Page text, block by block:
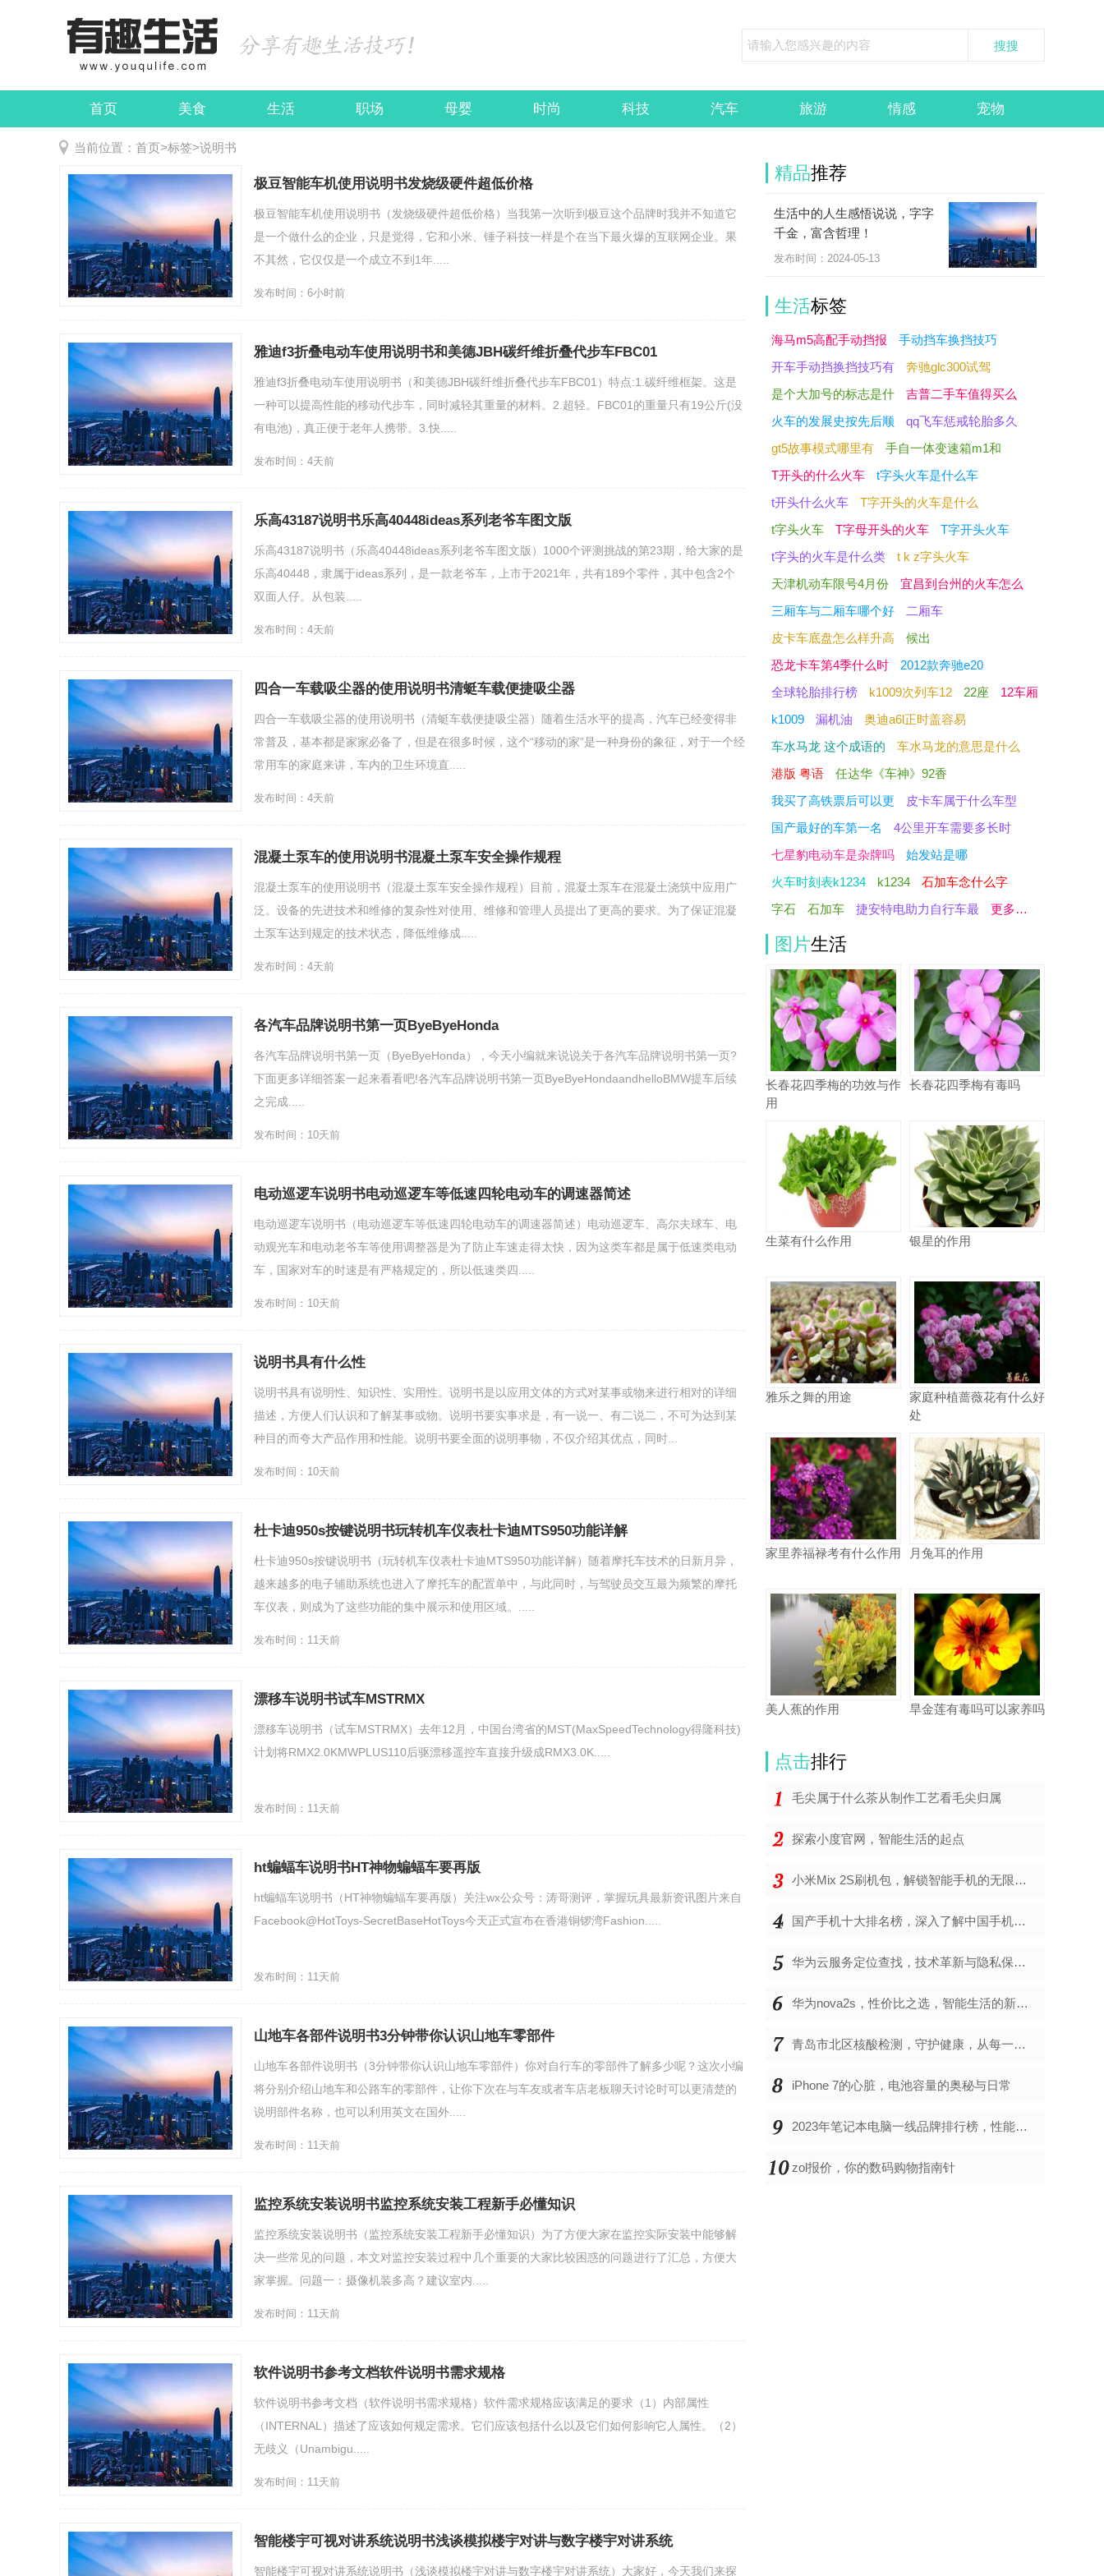
首页 美食 生活 职场 母婴 时尚 科技 汽车 旅游 情感 宠物
娱乐 民俗
当前位置： 首页>标签>说明书
极豆智能车机使用说明书发烧级硬件超低价格
极豆智能车机使用说明书（发烧级硬件超低价格）当我第一次听到极豆这个品牌时我并不知道它
是一个做什么的企业，只是觉得，它和小米、锤子科技一样是个在当下最火爆的互联网企业。果
不其然，它仅仅是一个成立不到1年.....
发布时间：6小时前
雅迪f3折叠电动车使用说明书和美德JBH碳纤维折叠代步车FBC01
雅迪f3折叠电动车使用说明书（和美德JBH碳纤维折叠代步车FBC01）特点:1.碳纤维框架。这是
一种可以提高性能的移动代步车，同时减轻其重量的材料。2.超轻。FBC01的重量只有19公斤(没
有电池)，真正便于老年人携带。3.快.....
发布时间：4天前
乐高43187说明书乐高40448ideas系列老爷车图文版
乐高43187说明书（乐高40448ideas系列老爷车图文版）1000个评测挑战的第23期，给大家的是
乐高40448，隶属于ideas系列，是一款老爷车，上市于2021年，共有189个零件，其中包含2个
双面人仔。从包装.....
发布时间：4天前
四合一车载吸尘器的使用说明书清蜓车载便捷吸尘器
四合一车载吸尘器的使用说明书（清蜓车载便捷吸尘器）随着生活水平的提高，汽车已经变得非
常普及，基本都是家家必备了，但是在很多时候，这个“移动的家”是一种身份的象征，对于一个经
常用车的家庭来讲，车内的卫生环境直.....
发布时间：4天前
混凝土泵车的使用说明书混凝土泵车安全操作规程
混凝土泵车的使用说明书（混凝土泵车安全操作规程）目前，混凝土泵车在混凝土浇筑中应用广
泛。设备的先进技术和维修的复杂性对使用、维修和管理人员提出了更高的要求。为了保证混凝
土泵车达到规定的技术状态，降低维修成.....
发布时间：4天前
各汽车品牌说明书第一页ByeByeHonda
各汽车品牌说明书第一页（ByeByeHonda），今天小编就来说说关于各汽车品牌说明书第一页?
下面更多详细答案一起来看看吧!各汽车品牌说明书第一页ByeByeHondaandhelloBMW提车后续
之完成.....
发布时间：10天前
电动巡逻车说明书电动巡逻车等低速四轮电动车的调速器简述
电动巡逻车说明书（电动巡逻车等低速四轮电动车的调速器简述）电动巡逻车、高尔夫球车、电
动观光车和电动老爷车等使用调整器是为了防止车速走得太快，因为这类车都是属于低速类电动
车，国家对车的时速是有严格规定的，所以低速类四.....
发布时间：10天前
说明书具有什么性
说明书具有说明性、知识性、实用性。说明书是以应用文体的方式对某事或物来进行相对的详细
描述，方便人们认识和了解某事或物。说明书要实事求是，有一说一、有二说二，不可为达到某
种目的而夸大产品作用和性能。说明书要全面的说明事物，不仅介绍其优点，同时...
发布时间：10天前
杜卡迪950s按键说明书玩转机车仪表杜卡迪MTS950功能详解
杜卡迪950s按键说明书（玩转机车仪表杜卡迪MTS950功能详解）随着摩托车技术的日新月异，
越来越多的电子辅助系统也进入了摩托车的配置单中，与此同时，与驾驶员交互最为频繁的摩托
车仪表，则成为了这些功能的集中展示和使用区域。.....
发布时间：11天前
漂移车说明书试车MSTRMX
漂移车说明书（试车MSTRMX）去年12月，中国台湾省的MST(MaxSpeedTechnology得隆科技)
计划将RMX2.0KMWPLUS110后驱漂移遥控车直接升级成RMX3.0K.....
发布时间：11天前
ht蝙蝠车说明书HT神物蝙蝠车要再版
ht蝙蝠车说明书（HT神物蝙蝠车要再版）关注wx公众号：涛哥测评，掌握玩具最新资讯图片来自
Facebook@HotToys-SecretBaseHotToys今天正式宣布在香港铜锣湾Fashion.....
发布时间：11天前
山地车各部件说明书3分钟带你认识山地车零部件
山地车各部件说明书（3分钟带你认识山地车零部件）你对自行车的零部件了解多少呢？这次小编
将分别介绍山地车和公路车的零部件，让你下次在与车友或者车店老板聊天讨论时可以更清楚的
说明部件名称，也可以利用英文在国外.....
发布时间：11天前
监控系统安装说明书监控系统安装工程新手必懂知识
监控系统安装说明书（监控系统安装工程新手必懂知识）为了方便大家在监控实际安装中能够解
决一些常见的问题，本文对监控安装过程中几个重要的大家比较困惑的问题进行了汇总，方便大
家掌握。问题一：摄像机装多高？建议室内.....
发布时间：11天前
软件说明书参考文档软件说明书需求规格
软件说明书参考文档（软件说明书需求规格）软件需求规格应该满足的要求（1）内部属性
（INTERNAL）描述了应该如何规定需求。它们应该包括什么以及它们如何影响它人属性。（2）
无歧义（Unambigu.....
发布时间：11天前
智能楼宇可视对讲系统说明书浅谈模拟楼宇对讲与数字楼宇对讲系统
智能楼宇可视对讲系统说明书（浅谈模拟楼宇对讲与数字楼宇对讲系统）大家好，今天我们来探
精品推荐
生活中的人生感悟说说，字字
千金，富含哲理！
发布时间：2024-05-13
生活标签
海马m5高配手动挡报
手动挡车换挡技巧
开车手动挡换挡技巧有
奔驰glc300试驾
是个大加号的标志是什
吉普二手车值得买么
火车的发展史按先后顺
qq飞车惩戒轮胎多久
gt5故事模式哪里有
手自一体变速箱m1和
T开头的什么火车
t字头火车是什么车
t开头什么火车
T字开头的火车是什么
t字头火车
T字母开头的火车
T字开头火车
t字头的火车是什么类
t k z字头火车
天津机动车限号4月份
宜昌到台州的火车怎么
三厢车与二厢车哪个好
二厢车
皮卡车底盘怎么样升高
候出
恐龙卡车第4季什么时
2012款奔驰e20
全球轮胎排行榜
k1009次列车12 22座
12车厢
k1009
漏机油
奥迪a6l正时盖容易
车水马龙 这个成语的
车水马龙的意思是什么
港版 粤语
任达华《车神》92香
我买了高铁票后可以更
皮卡车属于什么车型
国产最好的车第一名
4公里开车需要多长时
七星豹电动车是杂牌吗
始发站是哪
火车时刻表k1234
k1234
石加车念什么字
字石
石加车 捷安特电助力自行车最 更多…
图片生活
长春花四季梅的功效与作
用
长春花四季梅有毒吗
生菜有什么作用 银星的作用
雅乐之舞的用途
家庭种植蔷薇花有什么好
处
家里养福禄考有什么作用 月兔耳的作用
美人蕉的作用 旱金莲有毒吗可以家养吗
点击排行
毛尖属于什么茶从制作工艺看毛尖归属
探索小度官网，智能生活的起点
小米Mix 2S刷机包，解锁智能手机的无限可能
国产手机十大排名榜，深入了解中国手机市场的佼佼者
华为云服务定位查找，技术革新与隐私保护的双重奏
华为nova2s，性价比之选，智能生活的新伙伴
青岛市北区核酸检测，守护健康，从每一次检测开始
iPhone 7的心脏，电池容量的奥秘与日常
2023年笔记本电脑一线品牌排行榜，性能、创新与用户满意度的综合考量
zol报价，你的数码购物指南针